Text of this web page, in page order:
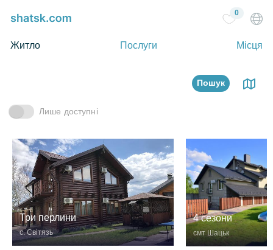
Житло Послуги Місця
0
Пошук
Лише доступні
Три перлини
с. Світязь
4 сезони
смт Шацьк